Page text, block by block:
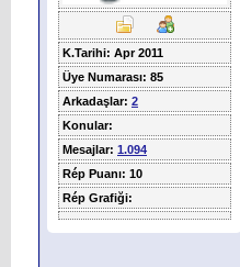
K.Tarihi: Apr 2011
Üye Numarası: 85
Arkadaşlar: 2
Konular:
Mesajlar: 1.094
Rép Puanı: 10
Rép Grafiği: